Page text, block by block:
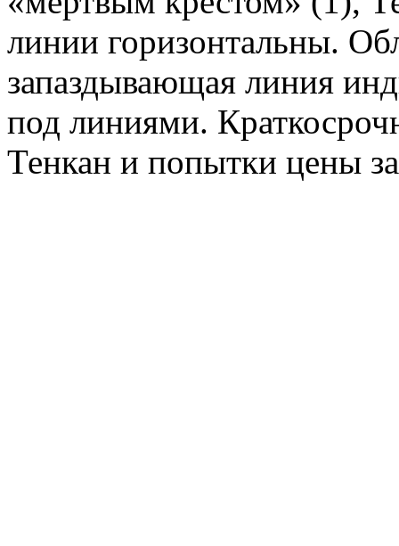
линии горизонтальны.
запаздывающая линия
под линиями.
Тенкан и попытки цены